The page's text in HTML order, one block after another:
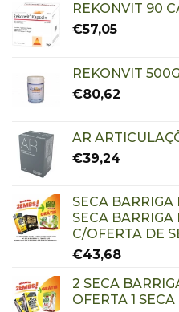
REKONVIT 90
€57,05
REKONVIT
€80,62
AR
€39,24
SECA BARRIGA
SECA
C/OFERTA DE
€43,68
2 SECA
OFERTA 1